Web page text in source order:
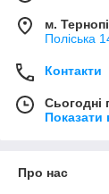
м.
Поліська
Контакти
Сьогодні
Показати
Про нас